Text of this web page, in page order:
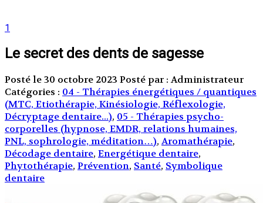
1
Le secret des dents de sagesse
Posté le 30 octobre 2023 Posté par : Administrateur
Catégories : 04 - Thérapies énergétiques / quantiques
(MTC, Etiothérapie, Kinésiologie, Réflexologie,
Décryptage dentaire...), 05 - Thérapies psycho-
corporelles (hypnose, EMDR, relations humaines,
PNL, sophrologie, méditation…),Aromathérapie,
Décodage dentaire, Energétique dentaire,
Phytothérapie, Prévention, Santé, Symbolique
dentaire